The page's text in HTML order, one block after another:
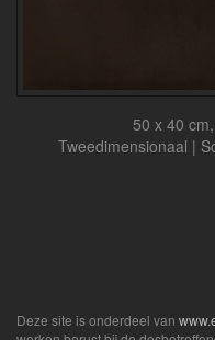
50 x 40
Tweedimensionaal |
Deze site is onderdeel van